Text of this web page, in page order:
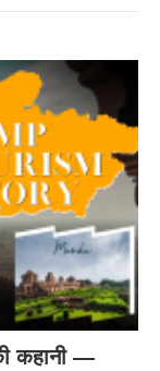
कहानी —